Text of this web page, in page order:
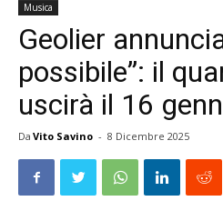
Musica
Geolier
possibile”: il
uscirà il 16
Da Vito Savino - 8 Dicembre 2025